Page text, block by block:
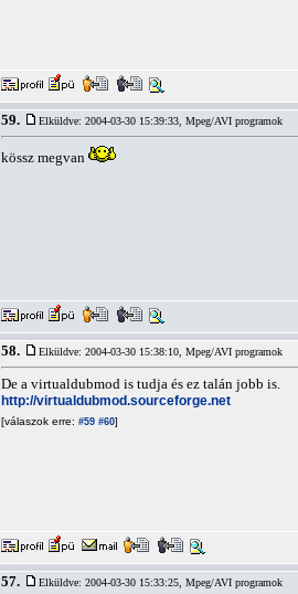
59. Elküldve: 2004-03-30 15:39:33, Mpeg/AVI programok
kössz megvan
58. Elküldve: 2004-03-30 15:38:10, Mpeg/AVI programok
De a virtualdubmod is tudja és ez talán jobb is.
http://virtualdubmod.sourceforge.net
[válaszok erre: #59 #60]
57. Elküldve: 2004-03-30 15:33:25, Mpeg/AVI programok